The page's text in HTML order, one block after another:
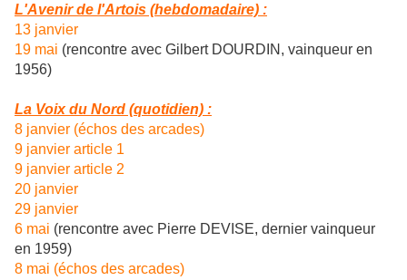
L'Avenir de l'Artois (hebdomadaire) :
13 janvier
19 mai (rencontre avec Gilbert DOURDIN, vainqueur en
1956)
La Voix du Nord (quotidien) :
8 janvier (échos des arcades)
9 janvier article 1
9 janvier article 2
20 janvier
29 janvier
6 mai (rencontre avec Pierre DEVISE, dernier vainqueur
en 1959)
8 mai (échos des arcades)